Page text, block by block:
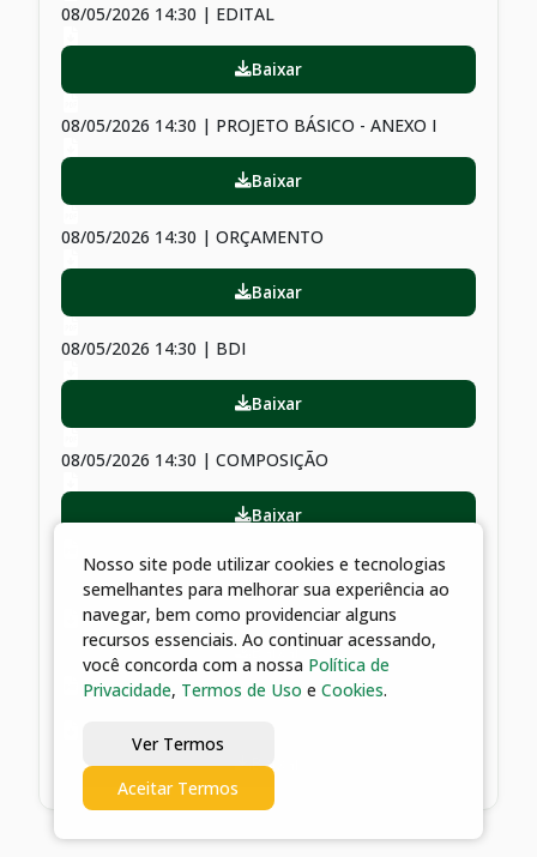
08/05/2026 14:30 | EDITAL
Baixar
08/05/2026 14:30 | PROJETO BÁSICO - ANEXO I
Baixar
08/05/2026 14:30 | ORÇAMENTO
Baixar
08/05/2026 14:30 | BDI
Baixar
08/05/2026 14:30 | COMPOSIÇÃO
Baixar
08/05/2026 14:30 | CRONOGRAMA FÍSICO-
FINANCEIRO
Baixar
Baixar
Nosso site pode utilizar cookies e tecnologias
semelhantes para melhorar sua experiência ao
navegar, bem como providenciar alguns
recursos essenciais. Ao continuar acessando,
você concorda com a nossa Política de
Privacidade, Termos de Uso e Cookies.
Ver Termos
Aceitar Termos